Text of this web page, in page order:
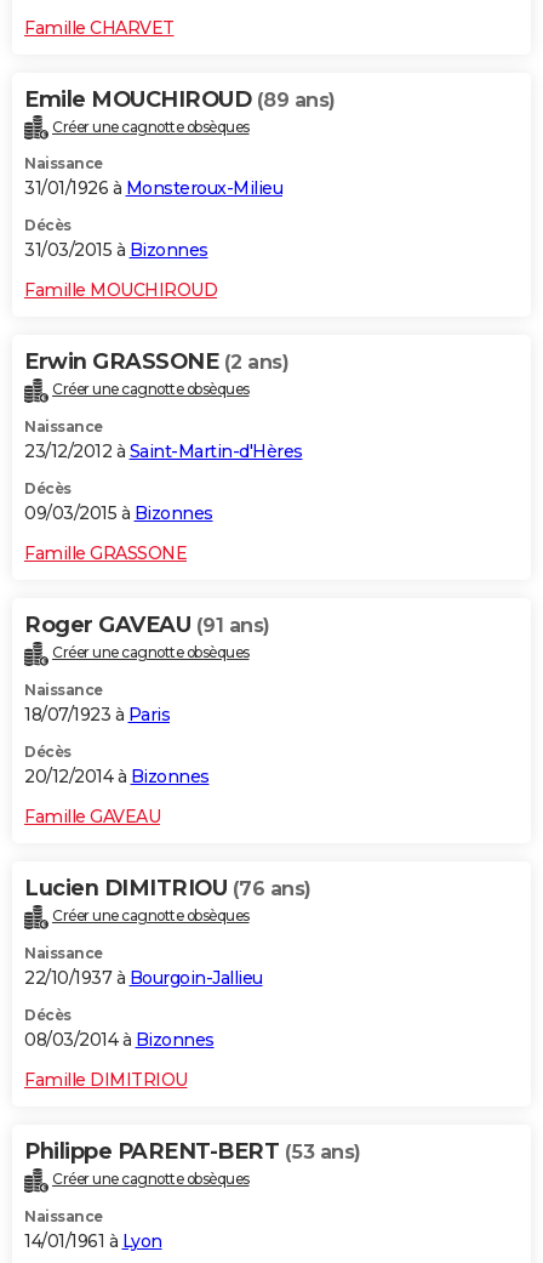
Famille CHARVET
Emile MOUCHIROUD (89 ans)
Créer une cagnotte obsèques
Naissance
31/01/1926 à Monsteroux-Milieu
Décès
31/03/2015 à Bizonnes
Famille MOUCHIROUD
Erwin GRASSONE (2 ans)
Créer une cagnotte obsèques
Naissance
23/12/2012 à Saint-Martin-d'Hères
Décès
09/03/2015 à Bizonnes
Famille GRASSONE
Roger GAVEAU (91 ans)
Créer une cagnotte obsèques
Naissance
18/07/1923 à Paris
Décès
20/12/2014 à Bizonnes
Famille GAVEAU
Lucien DIMITRIOU (76 ans)
Créer une cagnotte obsèques
Naissance
22/10/1937 à Bourgoin-Jallieu
Décès
08/03/2014 à Bizonnes
Famille DIMITRIOU
Philippe PARENT-BERT (53 ans)
Créer une cagnotte obsèques
Naissance
14/01/1961 à Lyon